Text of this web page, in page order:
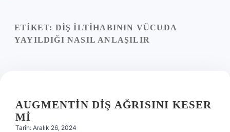
Yasal Uyarı
ETIKET: DIŞ ILTIHABININ VÜCUDA
YAYILDIĞI NASIL ANLAŞILIR
AUGMENTIN DIŞ AĞRISINI KESER
MI
Tarih: Aralık 26, 2024